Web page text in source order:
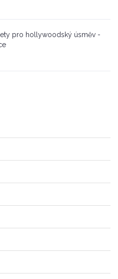
pro hollywoodský úsměv -